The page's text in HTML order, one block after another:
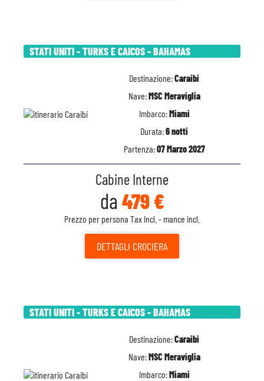
STATI UNITI - TURKS E CAICOS - BAHAMAS
Destinazione:Caraibi
Nave:MSC Meraviglia
Imbarco:Miami
Durata:6 notti
Partenza:07 Marzo 2027
Cabine Interne
da 479 €
Prezzo per persona Tax Incl. - mance incl.
DETTAGLI CROCIERA
STATI UNITI - TURKS E CAICOS - BAHAMAS
Destinazione:Caraibi
Nave:MSC Meraviglia
Imbarco:Miami